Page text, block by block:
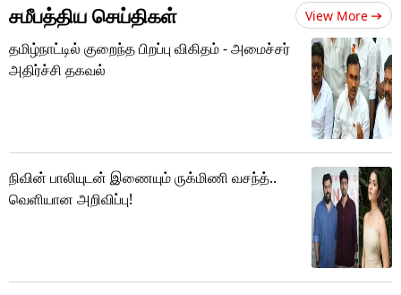
சமீபத்திய செய்திகள் View More
தமிழ்நாட்டில் குறைந்த பிறப்பு விகிதம் - அமைச்சர்
அதிர்ச்சி தகவல்
நிவின் பாலியுடன் இணையும் ருக்மிணி வசந்த்..
வெளியான அறிவிப்பு!